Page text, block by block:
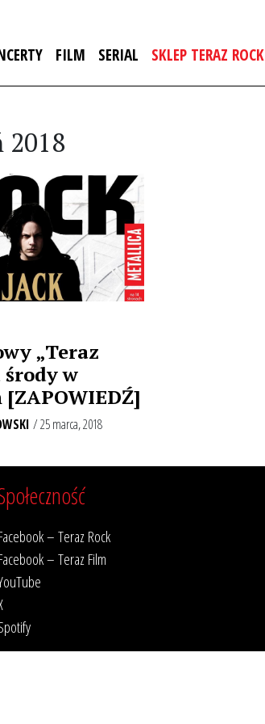
FILM SERIAL SKLEP TERAZ ROCK
2018
„Teraz
środy w
/ 25 marca, 2018
– Teraz Rock
– Teraz Film